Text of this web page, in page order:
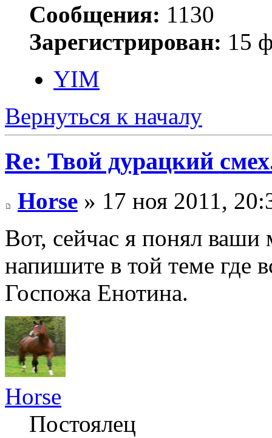
Сообщения: 1130
Зарегистрирован: 15
YIM
Вернуться к началу
Re: Твой дурацкий
Horse » 17 ноя 2011,
Вот, сейчас я понял ваши
напишите в той теме где
Госпожа Енотина.
Horse
Постоялец